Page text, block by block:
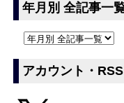
年月別 全記事一
アカウント・RSS